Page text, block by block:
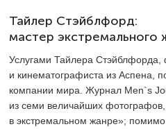
Тайлер Стэйблфорд:
мастер экстремального
Услугами Тайлера Стэйблфорда,
и кинематографиста из Аспена,
компании мира. Журнал Men`s
из семи величайших
в экстремальном жанре»; помимо